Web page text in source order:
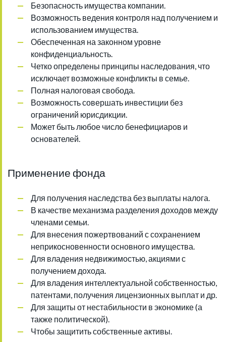
Безопасность имущества компании.
Возможность ведения контроля над получением и
использованием имущества.
Обеспеченная на законном уровне
конфиденциальность.
Четко определены принципы наследования, что
исключает возможные конфликты в семье.
Полная налоговая свобода.
Возможность совершать инвестиции без
ограничений юрисдикции.
Может быть любое число бенефициаров и
основателей.
Применение фонда
Для получения наследства без выплаты налога.
В качестве механизма разделения доходов между
членами семьи.
Для внесения пожертвований с сохранением
неприкосновенности основного имущества.
Для владения недвижимостью, акциями с
получением дохода.
Для владения интеллектуальной собственностью,
патентами, получения лицензионных выплат и др.
Для защиты от нестабильности в экономике (а
также политической).
Чтобы защитить собственные активы.